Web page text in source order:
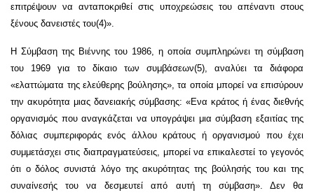
επιτρέψουν να ανταποκριθεί στις υποχρεώσεις του απέναντι στους
ξένους δανειστές του(4)».
Η Σύμβαση της Βιέννης του 1986, η οποία συμπληρώνει τη σύμβαση
του 1969 για το δίκαιο των συμβάσεων(5), αναλύει τα διάφορα
«ελαττώματα της ελεύθερης βούλησης», τα οποία μπορεί να επισύρουν
την ακυρότητα μιας δανειακής σύμβασης: «Ενα κράτος ή ένας διεθνής
οργανισμός που αναγκάζεται να υπογράψει μια σύμβαση εξαιτίας της
δόλιας συμπεριφοράς ενός άλλου κράτους ή οργανισμού που έχει
συμμετάσχει στις διαπραγματεύσεις, μπορεί να επικαλεστεί το γεγονός
ότι ο δόλος συνιστά λόγο της ακυρότητας της βούλησής του και της
συναίνεσής του να δεσμευτεί από αυτή τη σύμβαση». Δεν θα